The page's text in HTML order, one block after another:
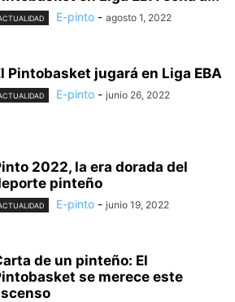
E-pinto - agosto 1, 2022
Pintobasket jugará en Liga EBA
E-pinto - junio 26, 2022
2022, la era dorada del
pinteño
E-pinto - junio 19, 2022
de un pinteño: El
se merece este